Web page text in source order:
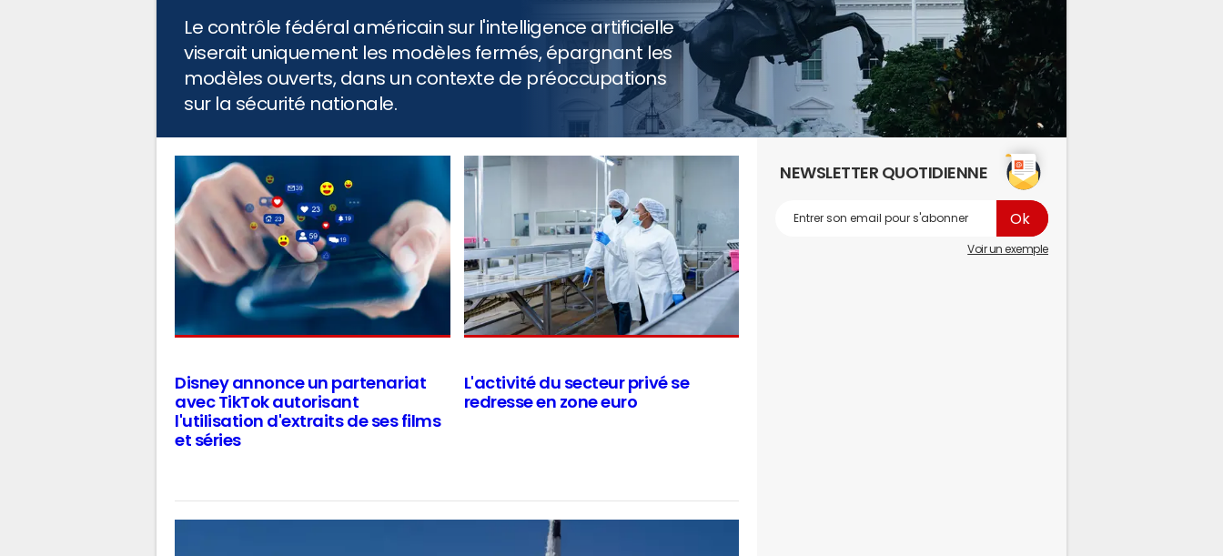
Le contrôle fédéral américain sur l'intelligence artificielle
viserait uniquement les modèles fermés, épargnant les
modèles ouverts, dans un contexte de préoccupations
sur la sécurité nationale.
Disney annonce un partenariat
avec TikTok autorisant
l'utilisation d'extraits de ses films
et séries
L'activité du secteur privé se
redresse en zone euro
NEWSLETTER QUOTIDIENNE
Voir un exemple